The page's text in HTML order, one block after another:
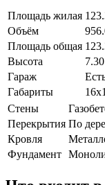
Площадь жилая
Объём
Площадь общая
Высота
Гараж
Габариты
Стены
Перекрытия По
Кровля
Фундамент